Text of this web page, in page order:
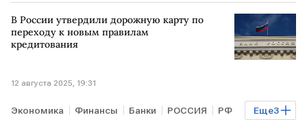
ICE
В России утвердили дорожную карту по
переходу к новым правилам
кредитования
12 августа 2025, 19:31
Еще3
Экономика Финансы Банки РОССИЯ РФ